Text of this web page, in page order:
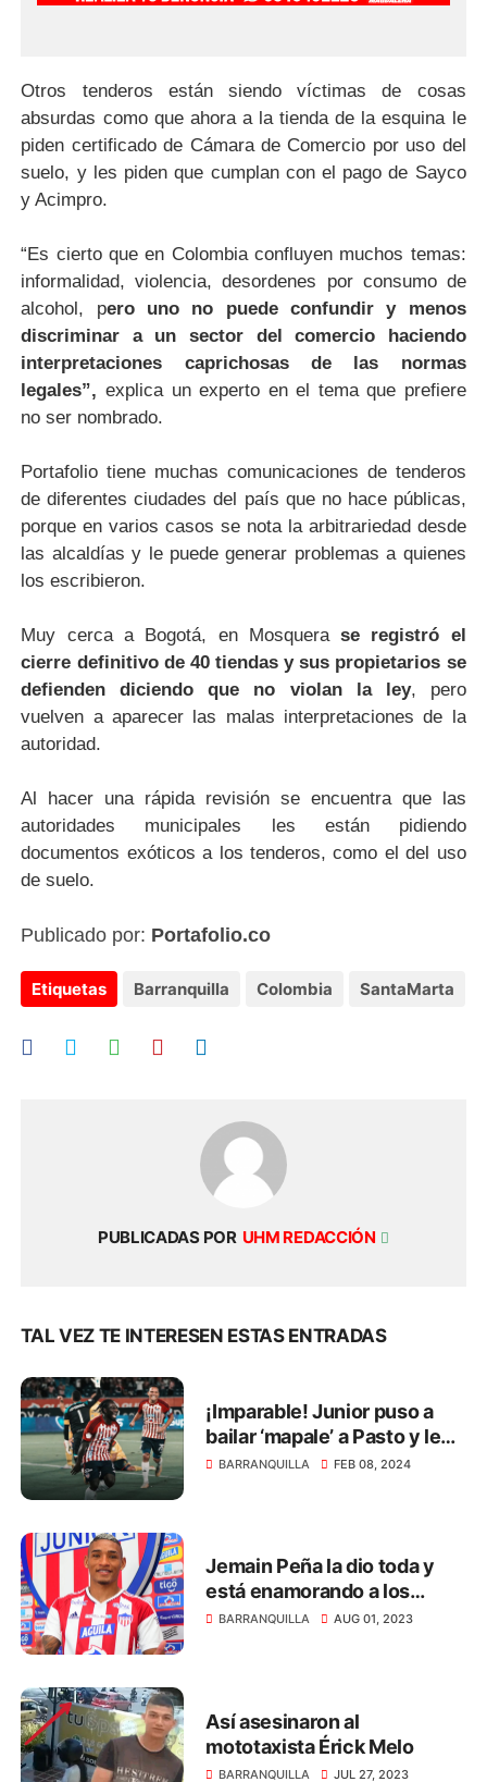
Otros tenderos están siendo víctimas de cosas
absurdas como que ahora a la tienda de la esquina le
piden certificado de Cámara de Comercio por uso del
suelo, y les piden que cumplan con el pago de Sayco
y Acimpro.
“Es cierto que en Colombia confluyen muchos temas:
informalidad, violencia, desordenes por consumo de
alcohol, pero uno no puede confundir y menos
discriminar a un sector del comercio haciendo
interpretaciones caprichosas de las normas
legales”, explica un experto en el tema que prefiere
no ser nombrado.
Portafolio tiene muchas comunicaciones de tenderos
de diferentes ciudades del país que no hace públicas,
porque en varios casos se nota la arbitrariedad desde
las alcaldías y le puede generar problemas a quienes
los escribieron.
Muy cerca a Bogotá, en Mosquerase registró el
cierre definitivo de 40 tiendas y sus propietarios se
defienden diciendo que no violan la ley, pero
vuelven a aparecer las malas interpretaciones de la
autoridad.
Al hacer una rápida revisión se encuentra que las
autoridades municipales les están pidiendo
documentos exóticos a los tenderos, como el del uso
de suelo.
Publicado por: Portafolio.co
Etiquetas Barranquilla Colombia SantaMarta
PUBLICADAS POR UHM REDACCIÓN
TAL VEZ TE INTERESEN ESTAS ENTRADAS
¡Imparable! Junior puso a
bailar ‘mapale’ a Pasto y le
ganó 2 - 0
BARRANQUILLA FEB 08, 2024
Jemain Peña la dio toda y
está enamorando a los
hinchas del Junior
BARRANQUILLA AUG 01, 2023
Así asesinaron al
mototaxista Érick Melo
BARRANQUILLA JUL 27, 2023